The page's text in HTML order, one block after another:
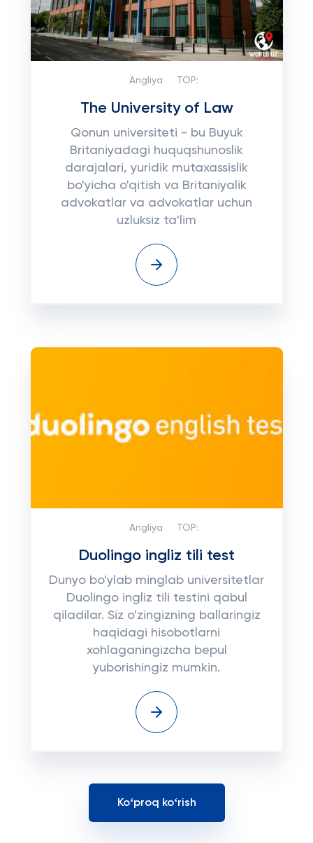
Angliya TOP:
The University of Law
Qonun universiteti - bu Buyuk
Britaniyadagi huquqshunoslik
darajalari, yuridik mutaxassislik
bo'yicha o'qitish va Britaniyalik
advokatlar va advokatlar uchun
uzluksiz ta'lim
Angliya TOP:
Duolingo ingliz tili test
Dunyo bo'ylab minglab universitetlar
Duolingo ingliz tili testini qabul
qiladilar. Siz o'zingizning ballaringiz
haqidagi hisobotlarni
xohlaganingizcha bepul
yuborishingiz mumkin.
Koʻproq koʻrish